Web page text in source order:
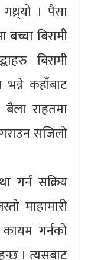
। पैसा
बिरामी
बिरामी
कहाँबाट
राहतमा
सजिलो
गर्न सक्रिय
माहामारी
गर्नको
। त्यसबाट